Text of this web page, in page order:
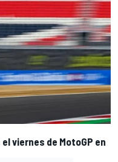
viernes de MotoGP en